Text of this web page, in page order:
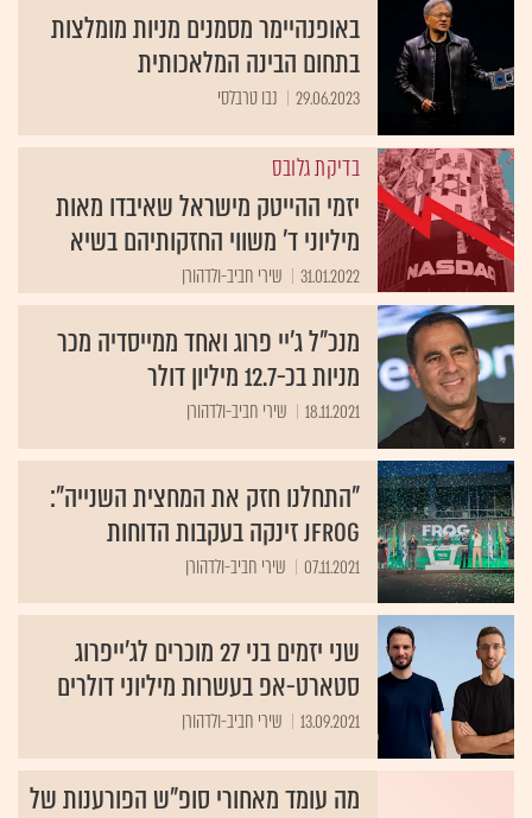
באופנהיימר מסמנים מניות מומלצות
בתחום הבינה המלאכותית
29.06.2023 נבו טרבלסי
בדיקת גלובס
יזמי ההייטק מישראל שאיבדו מאות
מיליוני ד' משווי החזקותיהם בשיא
31.01.2022 שירי חביב-ולדהורן
מנכ"ל ג'יי פרוג ואחד ממייסדיה מכר
מניות בכ-12.7 מיליון דולר
18.11.2021 שירי חביב-ולדהורן
"התחלנו חזק את המחצית השנייה":
JFrog זינקה בעקבות הדוחות
07.11.2021 שירי חביב-ולדהורן
שני יזמים בני 27 מוכרים לג'ייפרוג
סטארט-אפ בעשרות מיליוני דולרים
13.09.2021 שירי חביב-ולדהורן
מה עומד מאחורי סופ"ש הפורענות של